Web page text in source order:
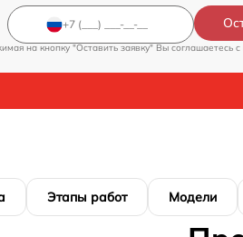
на кнопку "Оставить заявку" Вы соглашаетесь c
Этапы работ Модели